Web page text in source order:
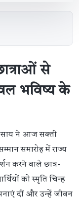
से
भविष्य के
साय ने आज सक्ती
समारोह में राज्य
करने वाले छात्र-
को स्मृति चिन्ह
दीं और उन्हें जीवन